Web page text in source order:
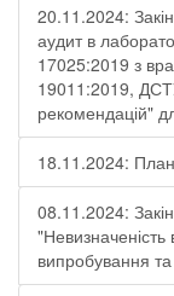
20.11.2024:
аудит в
17025:2019 з
19011:2019,
рекомендацій"
18.11.2024:
08.11.2024:
"Невизначеність
випробування